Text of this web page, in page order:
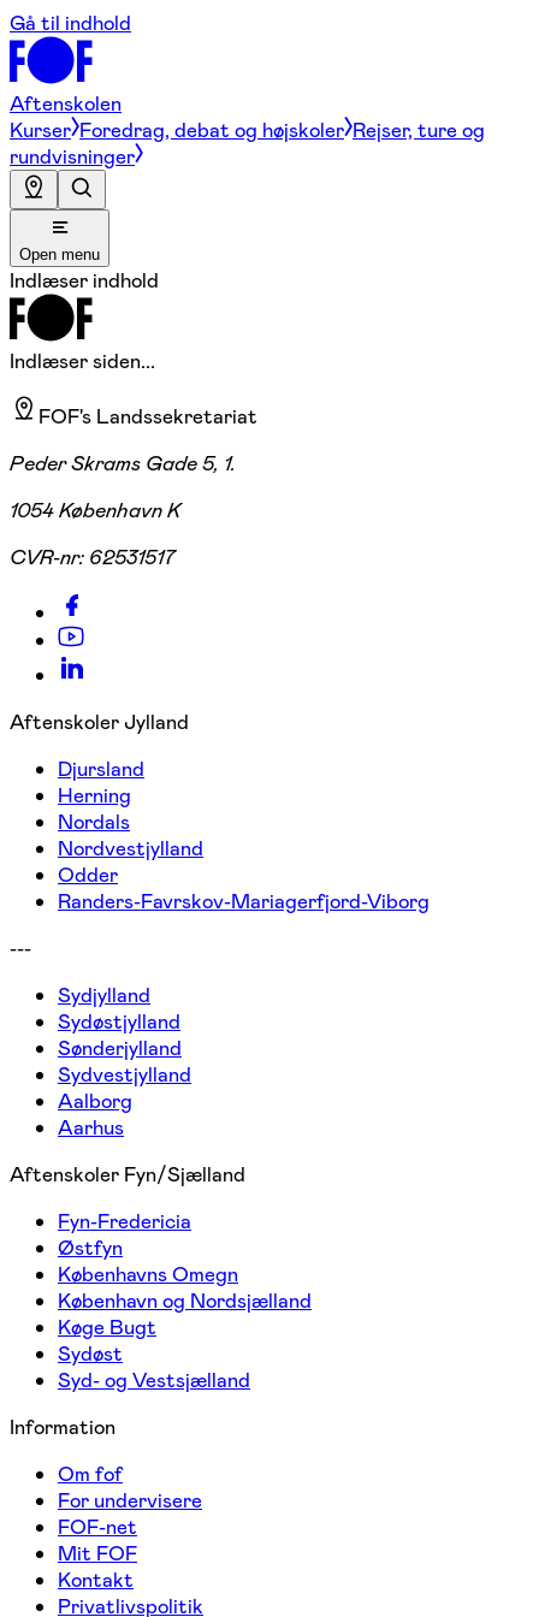
Gå til indhold
Aftenskolen
Kurser Foredrag, debat og højskoler Rejser, ture og
rundvisninger
Open menu
Indlæser indhold
Indlæser siden...
FOF's Landssekretariat
Peder Skrams Gade 5, 1.
1054 København K
CVR-nr: 62531517
Aftenskoler Jylland
Djursland
Herning
Nordals
Nordvestjylland
Odder
Randers-Favrskov-Mariagerfjord-Viborg
---
Sydjylland
Sydøstjylland
Sønderjylland
Sydvestjylland
Aalborg
Aarhus
Aftenskoler Fyn/Sjælland
Fyn-Fredericia
Østfyn
Københavns Omegn
København og Nordsjælland
Køge Bugt
Sydøst
Syd- og Vestsjælland
Information
Om fof
For undervisere
FOF-net
Mit FOF
Kontakt
Privatlivspolitik